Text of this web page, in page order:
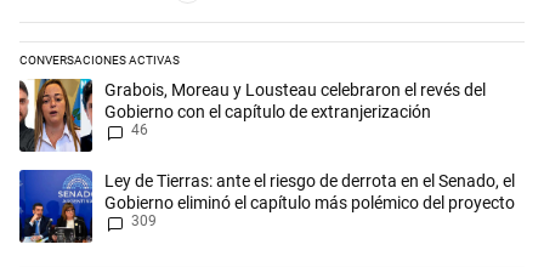
CONVERSACIONES ACTIVAS
Este listado muestra los artículos con más comentarios en los
Un artículo de tendencia con el título "Grabois, Moreau y Lousteau
Grabois, Moreau y Lousteau celebraron el revés del
Gobierno con el capítulo de extranjerización
46
Un artículo de tendencia con el título "Ley de Tierras: ante el riesgo
Ley de Tierras: ante el riesgo de derrota en el Senado, el
Gobierno eliminó el capítulo más polémico del proyecto
309